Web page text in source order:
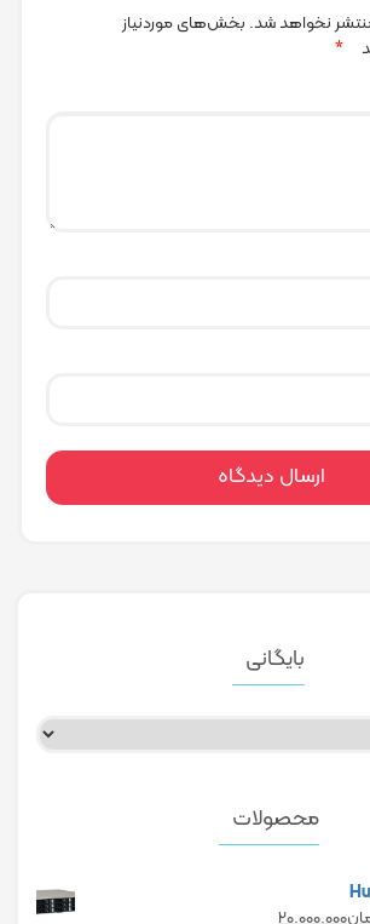
نخواهد شد. بخش‌های موردنیاز
*
بایگانی
محصولات
۲۰.۰۰۰.۰۰۰Current